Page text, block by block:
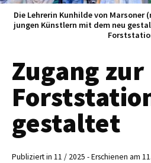
Die Lehrerin Kunhilde von Marsoner
jungen Künstlern mit dem neu
Zugang zur
gestaltet
Publiziert in 11 / 2025 - Erschienen am